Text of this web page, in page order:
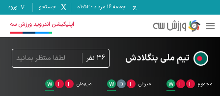
جمعه ۱۶ مرداد -
01:52 جستجو ورود
اپلیکیشن اندروید ورزش سه
تیم ملی بنگلادش 36 نفر لطفا منتظر بمانید
مجموع L
L
W میزبان L
D
W میهمان L
L
W